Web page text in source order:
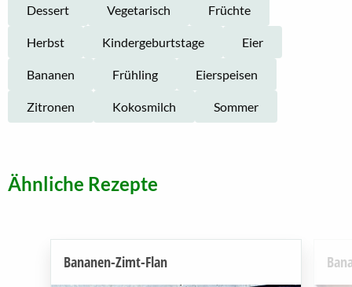
Dessert Vegetarisch Früchte
Herbst Kindergeburtstage Eier
Bananen Frühling Eierspeisen
Zitronen Kokosmilch Sommer
Ähnliche Rezepte
Bananen-Zimt-Flan